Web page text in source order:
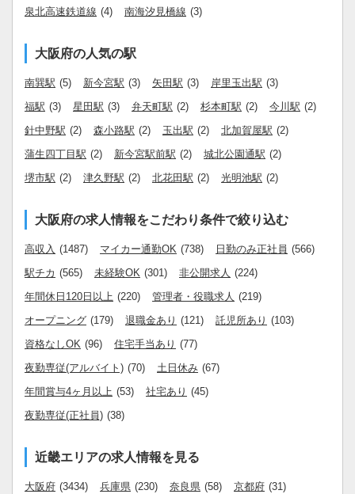
泉北高速鉄道線 (4) 南海汐見橋線 (3)
大阪府の人気の駅
南巽駅 (5) 新今宮駅 (3) 矢田駅 (3) 岸里玉出駅 (3)
福駅 (3) 星田駅 (3) 弁天町駅 (2) 杉本町駅 (2) 今川駅 (2)
針中野駅 (2) 森小路駅 (2) 玉出駅 (2) 北加賀屋駅 (2)
蒲生四丁目駅 (2) 新今宮駅前駅 (2) 城北公園通駅 (2)
堺市駅 (2) 津久野駅 (2) 北花田駅 (2) 光明池駅 (2)
大阪府の求人情報をこだわり条件で絞り込む
高収入 (1487) マイカー通勤OK (738) 日勤のみ正社員 (566)
駅チカ (565) 未経験OK (301) 非公開求人 (224)
年間休日120日以上 (220) 管理者・役職求人 (219)
オープニング (179) 退職金あり (121) 託児所あり (103)
資格なしOK (96) 住宅手当あり (77)
夜勤専従(アルバイト) (70) 土日休み (67)
年間賞与4ヶ月以上 (53) 社宅あり (45)
夜勤専従(正社員) (38)
近畿エリアの求人情報を見る
大阪府 (3434) 兵庫県 (230) 奈良県 (58) 京都府 (31)